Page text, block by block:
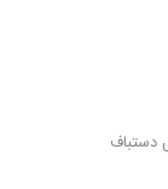
دستباف